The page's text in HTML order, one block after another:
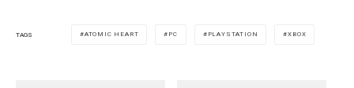
TAGS ATOMIC HEART PC PLAYSTATION XBOX